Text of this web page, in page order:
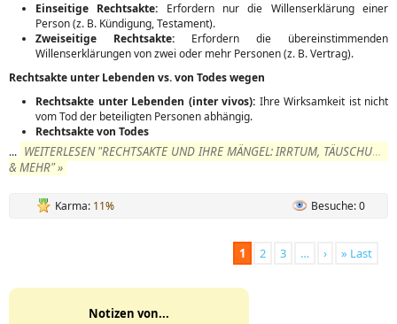
Einseitige Rechtsakte: Erfordern nur die Willenserklärung einer
Person (z. B. Kündigung, Testament).
Zweiseitige Rechtsakte: Erfordern die übereinstimmenden
Willenserklärungen von zwei oder mehr Personen (z. B. Vertrag).
Rechtsakte unter Lebenden vs. von Todes wegen
Rechtsakte unter Lebenden (inter vivos): Ihre Wirksamkeit ist nicht
vom Tod der beteiligten Personen abhängig.
Rechtsakte von Todes
... WEITERLESEN "RECHTSAKTE UND IHRE MÄNGEL: IRRTUM, TÄUSCHUNG
& MEHR" »
Karma: 11% Besuche: 0
1 2 3 … › » Last
Notizen von...